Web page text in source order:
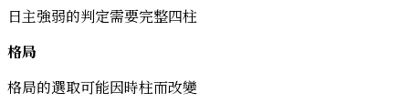
日主強弱的判定需要完整四柱
格局
格局的選取可能因時柱而改變